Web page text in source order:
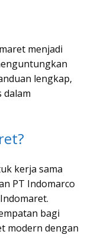
menjadi
lengkap,
dalam
kerja sama
PT Indomarco
bagi
modern dengan